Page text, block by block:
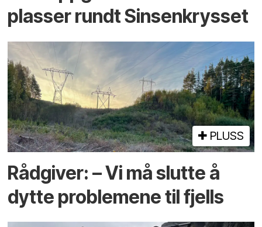
plasser rundt Sinsenkrysset
PLUSS
Rådgiver: – Vi må slutte å
dytte problemene til fjells